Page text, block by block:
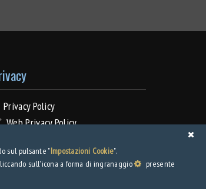
Privacy Policy
Web Privacy Policy
sul pulsante "Impostazioni Cookie".
sull'icona a forma di ingranaggio
presente